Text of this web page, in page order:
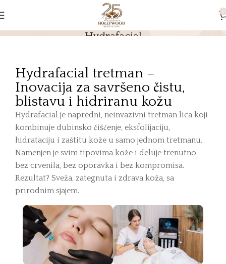
0
Hydrafacial
Hydrafacial tretman –
Inovacija za savršeno čistu,
blistavu i hidriranu kožu
Hydrafacial je napredni, neinvazivni tretman lica koji
kombinuje dubinsko čišćenje, eksfolijaciju,
hidrataciju i zaštitu kože u samo jednom tretmanu.
Namenjen je svim tipovima kože i deluje trenutno –
bez crvenila, bez oporavka i bez kompromisa.
Rezultat? Sveža, zategnuta i zdrava koža, sa
prirodnim sjajem.